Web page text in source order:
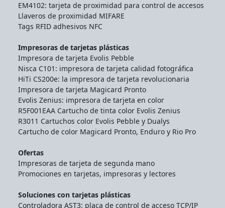
EM4102: tarjeta de proximidad para control de accesos
Llaveros de proximidad MIFARE
Tags RFID adhesivos NFC
Impresoras de tarjetas plásticas
Impresora de tarjeta Evolis Pebble
Nisca C101: impresora de tarjeta calidad fotográfica
HiTi CS200e: la impresora de tarjeta revolucionaria
Impresora de tarjeta Magicard Pronto
Evolis Zenius: impresora de tarjeta en color
R5F001EAA Cartucho de tinta color Evolis Zenius
R3011 Cartuchos color Evolis Pebble y Dualys
Cartucho de color Magicard Pronto, Enduro y Rio Pro
Ofertas
Impresoras de tarjeta de segunda mano
Promociones en tarjetas, impresoras y lectores
Soluciones con tarjetas plásticas
Controladora AST3: placa de control de acceso TCP/IP